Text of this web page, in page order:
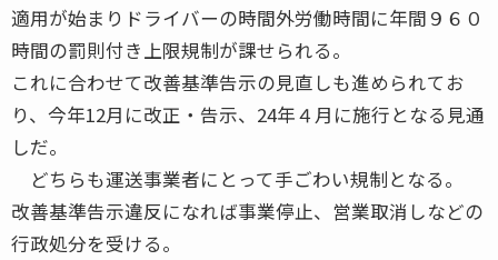
適用が始まりドライバーの時間外労働時間に年間９６０
時間の罰則付き上限規制が課せられる。
これに合わせて改善基準告示の見直しも進められてお
り、今年12月に改正・告示、24年４月に施行となる見通
しだ。
どちらも運送事業者にとって手ごわい規制となる。
改善基準告示違反になれば事業停止、営業取消しなどの
行政処分を受ける。